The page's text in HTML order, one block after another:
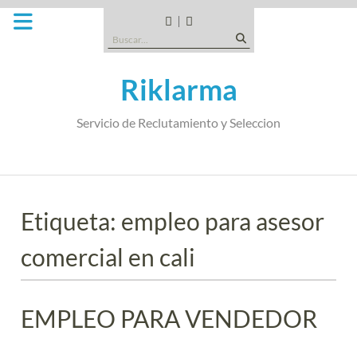
Saltar
CANDIDATOS
TIPO
EMPRESA
SOMOS
Buscar:
Riklarma
Servicio de Reclutamiento y Seleccion
Etiqueta: empleo para asesor
comercial en cali
EMPLEO PARA VENDEDOR